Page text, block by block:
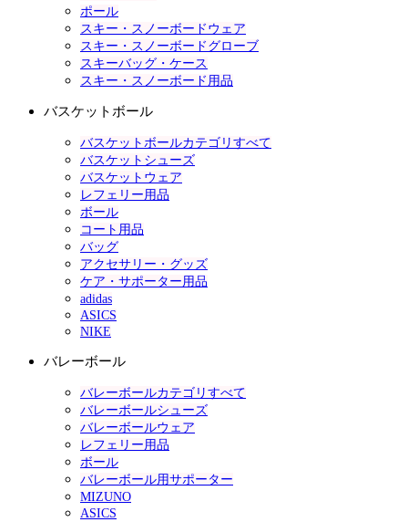
ポール
スキー・スノーボードウェア
スキー・スノーボードグローブ
スキーバッグ・ケース
スキー・スノーボード用品
バスケットボール
バスケットボールカテゴリすべて
バスケットシューズ
バスケットウェア
レフェリー用品
ボール
コート用品
バッグ
アクセサリー・グッズ
ケア・サポーター用品
adidas
ASICS
NIKE
バレーボール
バレーボールカテゴリすべて
バレーボールシューズ
バレーボールウェア
レフェリー用品
ボール
バレーボール用サポーター
MIZUNO
ASICS